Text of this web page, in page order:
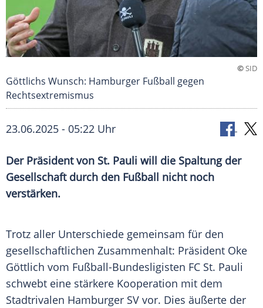
©SID
Göttlichs Wunsch: Hamburger Fußball gegen
Rechtsextremismus
23.06.2025 - 05:22 Uhr
Der Präsident von St. Pauli will die Spaltung der
Gesellschaft durch den Fußball nicht noch
verstärken.
Trotz aller Unterschiede gemeinsam für den
gesellschaftlichen Zusammenhalt: Präsident Oke
Göttlich vom Fußball-Bundesligisten FC St. Pauli
schwebt eine stärkere Kooperation mit dem
Stadtrivalen Hamburger SV vor. Dies äußerte der